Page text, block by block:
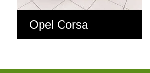
Opel Corsa